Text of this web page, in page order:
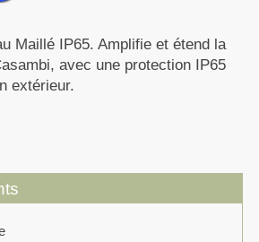
Maillé IP65. Amplifie et étend la
avec une protection IP65
extérieur.